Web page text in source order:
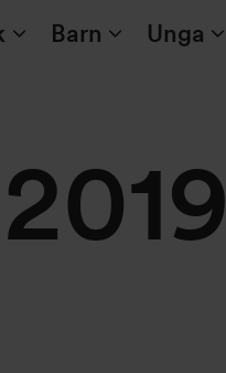
Barn Unga